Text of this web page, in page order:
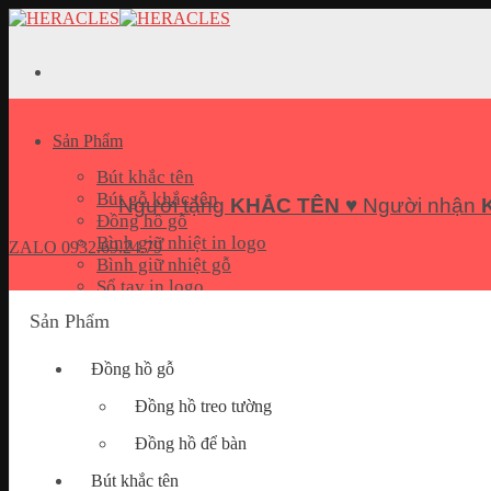
Skip
Sản Phẩm
Bút khắc tên
Bút gỗ khắc tên
Đồng hồ gỗ
Bình giữ nhiệt in logo
Bình giữ nhiệt gỗ
Sổ tay in logo
Pin sạc dự phòng in logo
Móc khoá khắc tên
Hộp đựng name card
Quà tặng doanh nghiệp
Bài Viết
Người tặng KHẮC TÊN ♥ Người nhận
ZALO 0932.69.24.79
Sản Phẩm
Đồng hồ gỗ
Đồng hồ treo tường
Đồng hồ để bàn
Bút khắc tên